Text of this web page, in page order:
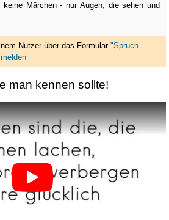
Märchen - nur Augen, die sehen und
Nutzer über das Formular "Spruch
man kennen sollte!